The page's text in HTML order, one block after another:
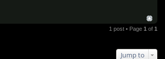
1 post • Page 1 of 1
Jump to